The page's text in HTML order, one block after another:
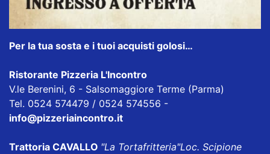
Per la tua sosta e i tuoi acquisti golosi…
Ristorante Pizzeria L'Incontro
V.le Berenini, 6 - Salsomaggiore Terme (Parma)
Tel. 0524 574479 / 0524 574556 -
info@pizzeriaincontro.it
Trattoria CAVALLO "La Tortafritteria"Loc. Scipione